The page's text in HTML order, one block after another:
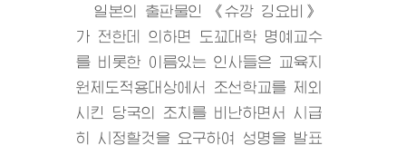
일본의 출판물인 《슈깡 깅요비》
가 전한데 의하면 도꾜대학 명예교수
를 비롯한 이름있는 인사들은 교육지
원제도적용대상에서 조선학교를 제외
시킨 당국의 조치를 비난하면서 시급
히 시정할것을 요구하여 성명을 발표